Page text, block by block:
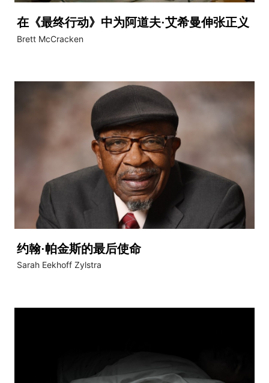
在《最终行动》中为阿道夫·艾希曼伸张正义
Brett McCracken
约翰·帕金斯的最后使命
Sarah Eekhoff Zylstra